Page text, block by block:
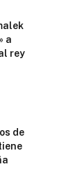
a
rey
de